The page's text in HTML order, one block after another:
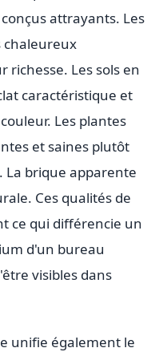
attrayants. Les
chaleureux
Les sols en
caractéristique et
Les plantes
et saines plutôt
La brique apparente
Ces qualités de
ce qui différencie un
d'un bureau
visibles dans
unifie également le